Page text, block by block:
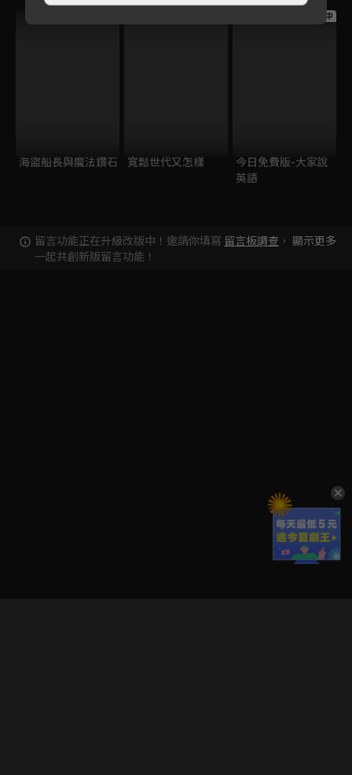
海盜船長與魔法鑽石 寬鬆世代又怎樣
跟播中
今日免費版-大家說
英語
留言功能正在升級改版中！邀請你填寫 留言板調查 ，
一起共創新版留言功能！
顯示更多